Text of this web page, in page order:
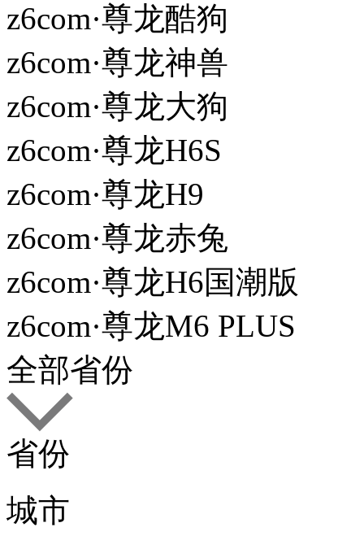
z6com·尊龙酷狗
z6com·尊龙神兽
z6com·尊龙大狗
z6com·尊龙H6S
z6com·尊龙H9
z6com·尊龙赤兔
z6com·尊龙H6国潮版
z6com·尊龙M6 PLUS
全部省份
省份
城市